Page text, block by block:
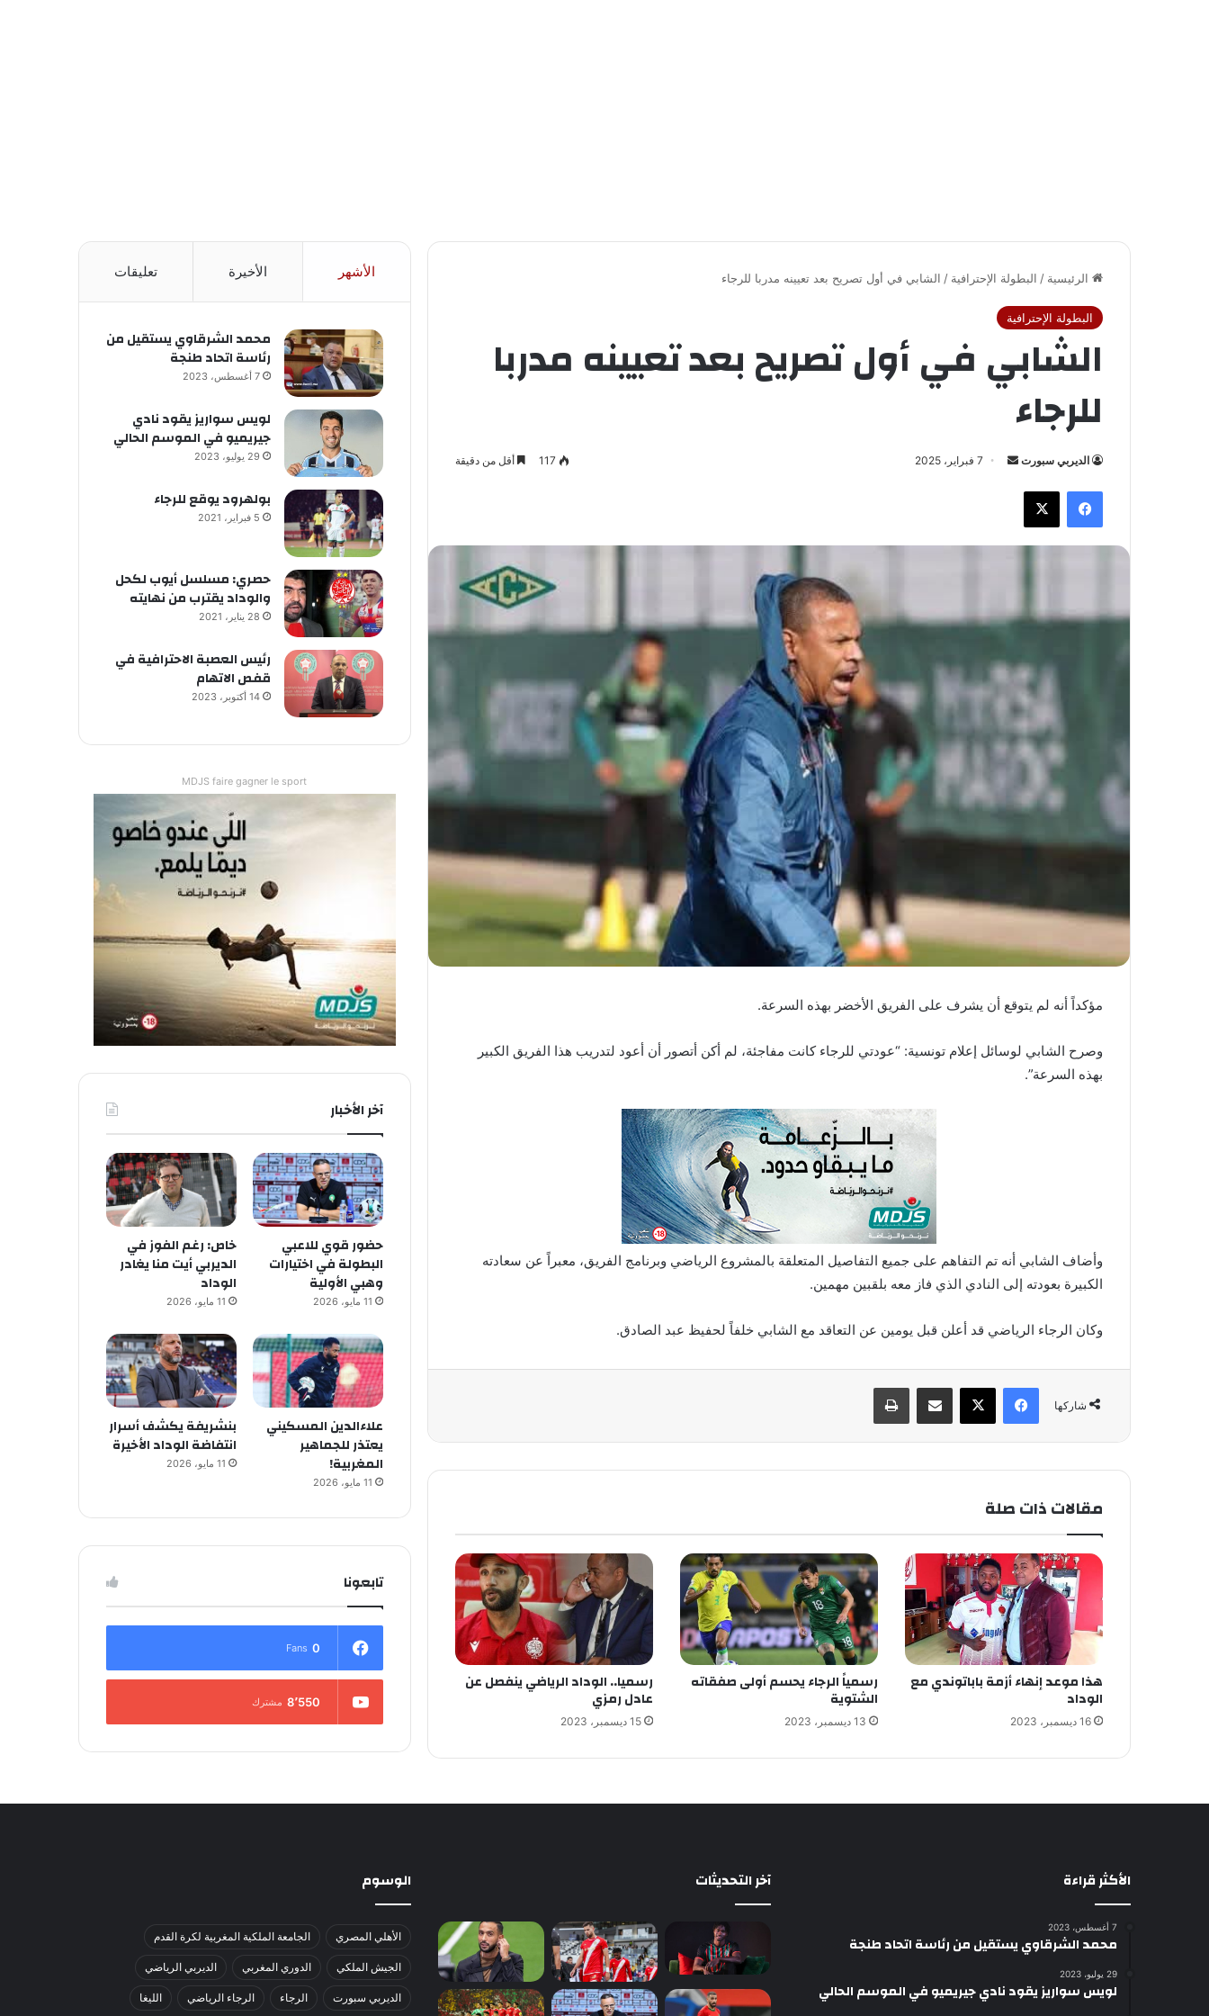
الرئيسية / البطولة الإحترافية / الشابي في أول تصريح بعد تعيينه مدربا للرجاء
البطولة الإحترافية
الشابي في أول تصريح بعد تعيينه مدربا
للرجاء
الديربي سبورت
ب
د
ك
ر
ي
7 فبراير، 2025 117 أقل من دقيقة
فيسبوك
مؤكداً أنه لم يتوقع أن يشرف على الفريق الأخضر بهذه السرعة.
وصرح الشابي لوسائل إعلام تونسية: “عودتي للرجاء كانت مفاجئة، لم أكن أتصور أن أعود لتدريب هذا الفريق الكبير
بهذه السرعة”.
وأضاف الشابي أنه تم التفاهم على جميع التفاصيل المتعلقة بالمشروع الرياضي وبرنامج الفريق، معبراً عن سعادته
الكبيرة بعودته إلى النادي الذي فاز معه بلقبين مهمين.
وكان الرجاء الرياضي قد أعلن قبل يومين عن التعاقد مع الشابي خلفاً لحفيظ عبد الصادق.
شاركها
فيسبوك
مقالات ذات صلة
هذا موعد إنهاء أزمة باباتوندي مع
الوداد
16 ديسمبر، 2023
رسمياً الرجاء يحسم أولى صفقاته
الشتوية
13 ديسمبر، 2023
رسميا.. الوداد الرياضي ينفصل عن
عادل رمزي
15 ديسمبر، 2023
الأشهر الأخيرة تعليقات
محمد الشرقاوي يستقيل من
رئاسة اتحاد طنجة
7 أغسطس، 2023
لويس سواريز يقود نادي
جيريميو في الموسم الحالي
29 يوليو، 2023
بولهرود يوقع للرجاء
5 فبراير، 2021
حصري: مسلسل أيوب لكحل
والوداد يقترب من نهايته
28 يناير، 2021
رئيس العصبة الاحترافية في
قفص الاتهام
14 أكتوبر، 2023
MDJS faire gagner le sport
آخر الأخبار
حضور قوي للاعبي
البطولة في اختيارات
وهبي الأولية
11 مايو، 2026
خاص: رغم الفوز في
الديربي أيت منا يغادر
الوداد
11 مايو، 2026
علاءالدين المسكيني
يعتذر للجماهير
المغربية!
11 مايو، 2026
بنشريفة يكشف أسرار
انتفاضة الوداد الأخيرة
11 مايو، 2026
تابعونا
0
Fans
8٬550 مشترك
الأكثر قراءة
7 أغسطس، 2023
محمد الشرقاوي يستقيل من رئاسة اتحاد طنجة
29 يوليو، 2023
لويس سواريز يقود نادي جيريميو في الموسم الحالي
آخر التحديثات الوسوم
الأهلي المصري الجامعة الملكية المغربية لكرة القدم
الجيش الملكي الدوري المغربي الديربي الرياضي
الديربي سبورت الرجاء الرجاء الرياضي الليغا